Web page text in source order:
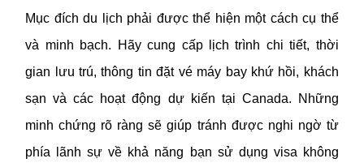
Mục đích du lịch phải được thể hiện một cách cụ thể
và minh bạch. Hãy cung cấp lịch trình chi tiết, thời
gian lưu trú, thông tin đặt vé máy bay khứ hồi, khách
sạn và các hoạt động dự kiến tại Canada. Những
minh chứng rõ ràng sẽ giúp tránh được nghi ngờ từ
phía lãnh sự về khả năng bạn sử dụng visa không